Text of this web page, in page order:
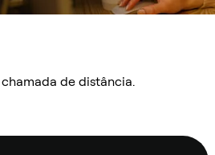
de distância.